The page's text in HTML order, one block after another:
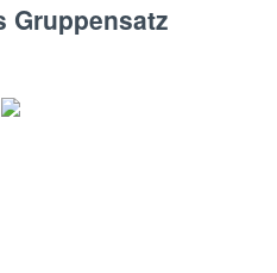
Gruppensatz